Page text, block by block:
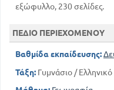
εξώφυλλο, 230 σελίδες.
ΠΕΔΙΟ ΠΕΡΙΕΧΟΜΕΝΟΥ
Βαθμίδα εκπαίδευσης:
Τάξη: Γυμνάσιο /